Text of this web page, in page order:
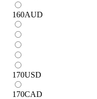
160AUD
170USD
170CAD